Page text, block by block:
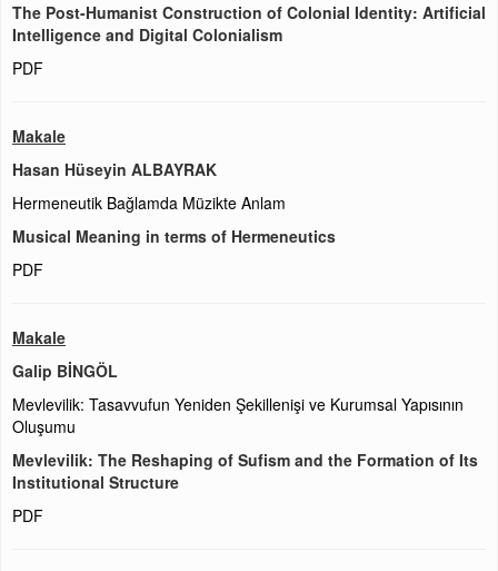
The Post-Humanist Construction of Colonial Identity: Artificial
Intelligence and Digital Colonialism
PDF
Makale
Hasan Hüseyin ALBAYRAK
Hermeneutik Bağlamda Müzikte Anlam
Musical Meaning in terms of Hermeneutics
PDF
Makale
Galip BİNGÖL
Mevlevilik: Tasavvufun Yeniden Şekillenişi ve Kurumsal Yapısının
Oluşumu
Mevlevilik: The Reshaping of Sufism and the Formation of Its
Institutional Structure
PDF